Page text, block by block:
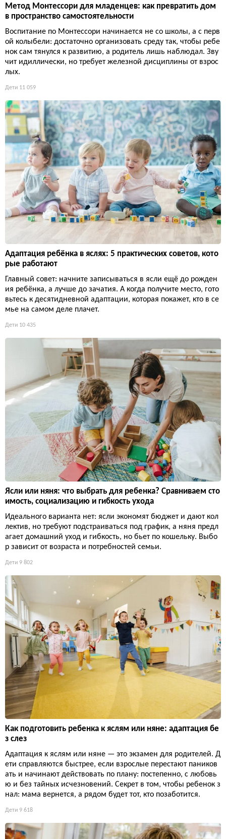
Метод Монтессори для младенцев: как превратить дом
в пространство самостоятельности
Воспитание по Монтессори начинается не со школы, а с перв
ой колыбели: достаточно организовать среду так, чтобы ребе
нок сам тянулся к развитию, а родитель лишь наблюдал. Зву
чит идиллически, но требует железной дисциплины от взрос
лых.
Дети 11 059
Адаптация ребёнка в яслях: 5 практических советов, кото
рые работают
Главный совет: начните записываться в ясли ещё до рожден
ия ребёнка, а лучше до зачатия. А когда получите место, гото
вьтесь к десятидневной адаптации, которая покажет, кто в се
мье на самом деле плачет.
Дети 10 435
Ясли или няня: что выбрать для ребенка? Сравниваем сто
имость, социализацию и гибкость ухода
Идеального варианта нет: ясли экономят бюджет и дают кол
лектив, но требуют подстраиваться под график, а няня предл
агает домашний уход и гибкость, но бьет по кошельку. Выбо
р зависит от возраста и потребностей семьи.
Дети 9 802
Как подготовить ребенка к яслям или няне: адаптация бе
з слез
Адаптация к яслям или няне — это экзамен для родителей. Д
ети справляются быстрее, если взрослые перестают паников
ать и начинают действовать по плану: постепенно, с любовь
ю и без тайных исчезновений. Секрет в том, чтобы ребенок з
нал: мама вернется, а рядом будет тот, кто позаботится.
Дети 9 618